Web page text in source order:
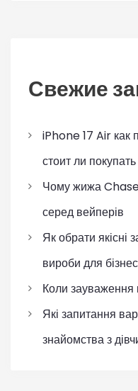
Свежие
iPhone 17 Air
стоит ли покупать
Чому жижа
серед вейперів
Як обрати якісні
вироби для
Коли зауваження
Які запитання
знайомства з